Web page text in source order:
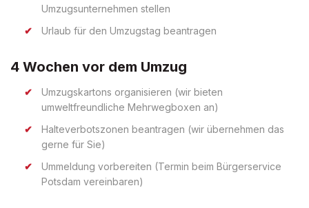
Umzugsunternehmen stellen
Urlaub für den Umzugstag beantragen
4 Wochen vor dem Umzug
Umzugskartons organisieren (wir bieten
umweltfreundliche Mehrwegboxen an)
Halteverbotszonen beantragen (wir übernehmen das
gerne für Sie)
Ummeldung vorbereiten (Termin beim Bürgerservice
Potsdam vereinbaren)